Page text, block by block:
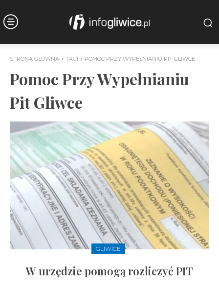
STRONA GŁÓWNA TAGI POMOC PRZY WYPEŁNIANIU PIT GLIWCE
Pomoc Przy Wypełnianiu
Pit Gliwce
GLIWICE
W urzędzie pomogą rozliczyć PIT